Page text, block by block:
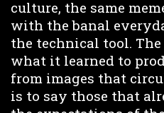
culture, the same
with the banal
the technical tool.
what it learned to
from images that
is to say those that